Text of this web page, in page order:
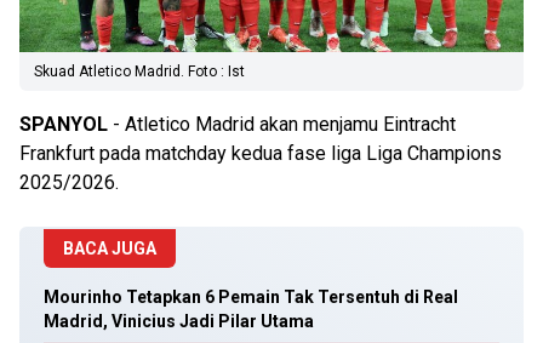
Skuad Atletico Madrid. Foto : Ist
SPANYOL - Atletico Madrid akan menjamu Eintracht
Frankfurt pada matchday kedua fase liga Liga Champions
2025/2026.
BACA JUGA
Mourinho Tetapkan 6 Pemain Tak Tersentuh di Real
Madrid, Vinicius Jadi Pilar Utama